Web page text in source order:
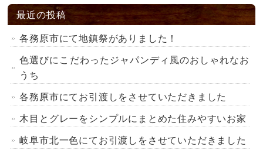
最近の投稿
各務原市にて地鎮祭がありました！
色選びにこだわったジャパンディ風のおしゃれなお
うち
各務原市にてお引渡しをさせていただきました
木目とグレーをシンプルにまとめた住みやすいお家
岐阜市北一色にてお引渡しをさせていただきました